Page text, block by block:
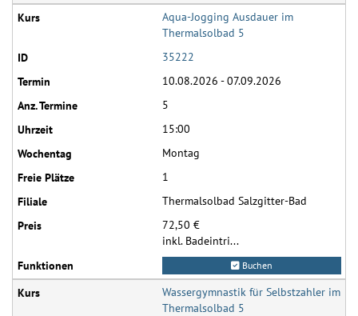
Aqua-Jogging Ausdauer im
Thermalsolbad 5
35222
10.08.2026 - 07.09.2026
5
15:00
Montag
1
Thermalsolbad Salzgitter-Bad
72,50 €
inkl. Badeintri...
Buchen
Wassergymnastik für Selbstzahler im
Thermalsolbad 5